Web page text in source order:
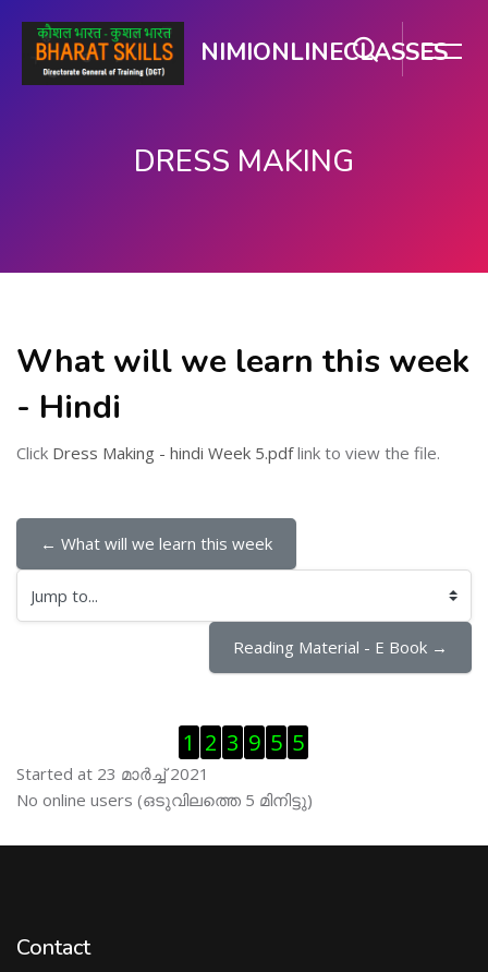
NIMIONLINECLASSES
DRESS MAKING
What will we learn this week
- Hindi
Click Dress Making - hindi Week 5.pdflink to view the file.
← What will we learn this week
Jump to...
Reading Material - E Book →
1 2 3 9 5 5
Started at 23 മാര്‍ച്ച് 2021
Skip ഓണ്‍ലയിന്‍ ഉപഭൊക്താക്കള്‍
No online users (ഒടുവിലത്തെ 5 മിനിട്ടു)
Contact